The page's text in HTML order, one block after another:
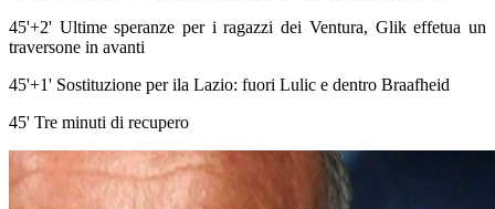
45'+2' Ultime speranze per i ragazzi dei Ventura, Glik effetua un
traversone in avanti
45'+1' Sostituzione per ila Lazio: fuori Lulic e dentro Braafheid
45' Tre minuti di recupero